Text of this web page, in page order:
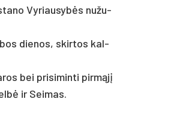
Vy­riau­sybės nu­žu­
die­nos, skir­tos kal­
bei pri­si­min­ti pirmąjį
ir Sei­mas.